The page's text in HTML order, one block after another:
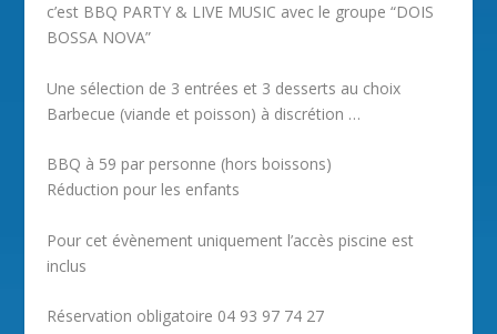
c’est BBQ PARTY & LIVE MUSIC avec le groupe “DOIS
BOSSA NOVA”
Une sélection de 3 entrées et 3 desserts au choix
Barbecue (viande et poisson) à discrétion …
BBQ à 59 par personne (hors boissons)
Réduction pour les enfants
Pour cet évènement uniquement l’accès piscine est
inclus
Réservation obligatoire 04 93 97 74 27